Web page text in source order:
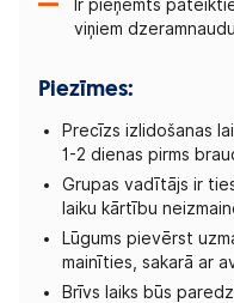
Ir pieņemts
viņiem
Piezīmes:
Precīzs izlidošanas
1-2 dienas pirms
Grupas vadītājs ir
laiku kārtību
Lūgums pievērst
mainīties, sakarā ar
Brīvs laiks būs